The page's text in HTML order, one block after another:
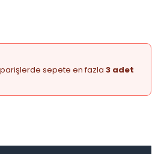
sepete en fazla 3 adet